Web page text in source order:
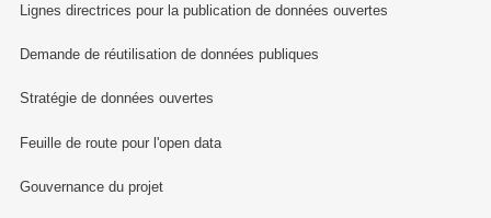
Lignes directrices pour la publication de données ouvertes
Demande de réutilisation de données publiques
Stratégie de données ouvertes
Feuille de route pour l'open data
Gouvernance du projet